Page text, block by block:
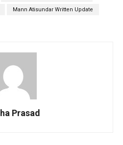
Mann Atisundar Written Update
Prasad